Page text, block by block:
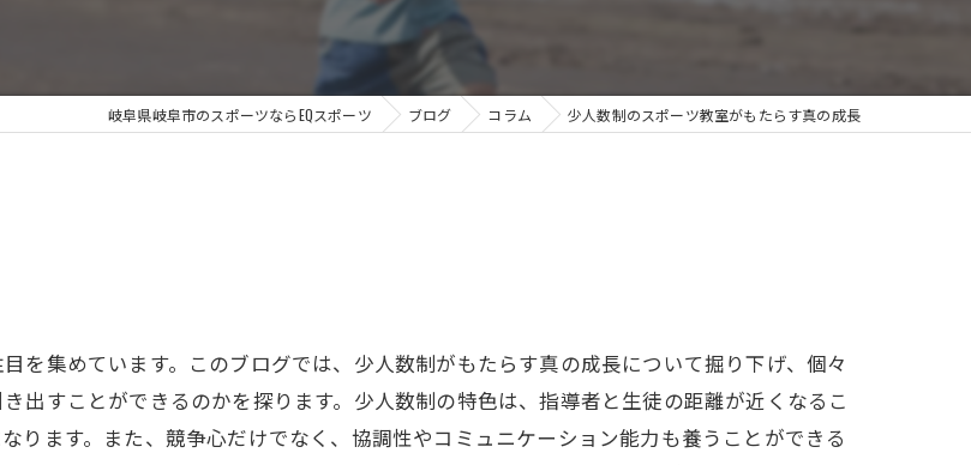
岐阜県岐阜市のスポーツならEQスポーツ ブログ コラム 少人数制のスポーツ教室がもたらす真の成長
を集めています。このブログでは、少人数制がもたらす真の成長について掘り下げ、個々
出すことができるのかを探ります。少人数制の特色は、指導者と生徒の距離が近くなるこ
ります。また、競争心だけでなく、協調性やコミュニケーション能力も養うことができる